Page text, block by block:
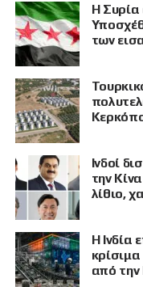
Η
των
Ινδοί
την
λίθιο,
Η Ινδία
από την